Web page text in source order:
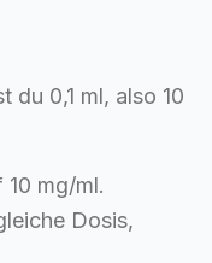
0,1 ml, also 10
mg/ml.
Dosis,